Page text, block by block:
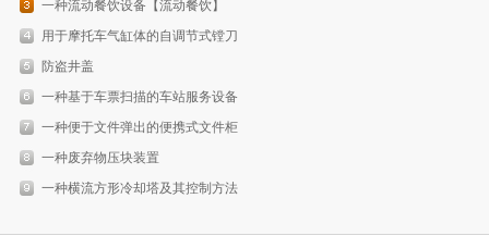
一种流动餐饮设备【流动餐饮】
用于摩托车气缸体的自调节式镗刀
防盗井盖
一种基于车票扫描的车站服务设备
一种便于文件弹出的便携式文件柜
一种废弃物压块装置
一种横流方形冷却塔及其控制方法